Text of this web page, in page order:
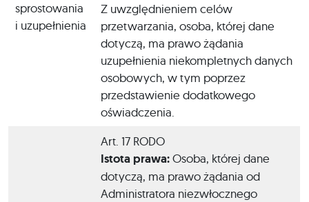
sprostowania
i uzupełnienia
Z uwzględnieniem celów
przetwarzania, osoba, której dane
dotyczą, ma prawo żądania
uzupełnienia niekompletnych danych
osobowych, w tym poprzez
przedstawienie dodatkowego
oświadczenia.
Art. 17 RODO
Istota prawa:Osoba, której dane
dotyczą, ma prawo żądania od
Administratora niezwłocznego